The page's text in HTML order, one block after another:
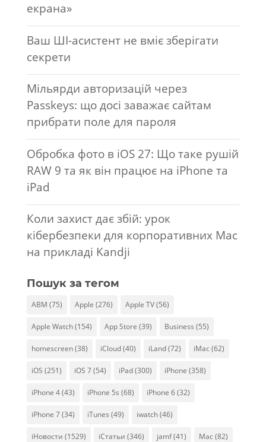
екрана»
Ваш ШІ-асистент не вміє зберігати
секрети
Мільярди авторизацій через
Passkeys: що досі заважає сайтам
прибрати поле для пароля
Обробка фото в iOS 27: Що таке рушій
RAW 9 та як він працює на iPhone та
iPad
Коли захист дає збій: урок
кібербезпеки для корпоративних Mac
на прикладі Kandji
Пошук за тегом
ABM (75) Apple (276) Apple TV(56)
Apple Watch(154) App Store (39) Business (55)
homescreen(38) iCloud(40) iLand(72) iMac (62)
iOS (251) iOS 7(54) iPad(300) iPhone (358)
iPhone 4(43) iPhone 5s (68) iPhone 6(32)
iPhone 7(34) iTunes (49) iwatch(46)
iНовости (1529) iСтатьи (346) jamf(41) Mac (82)